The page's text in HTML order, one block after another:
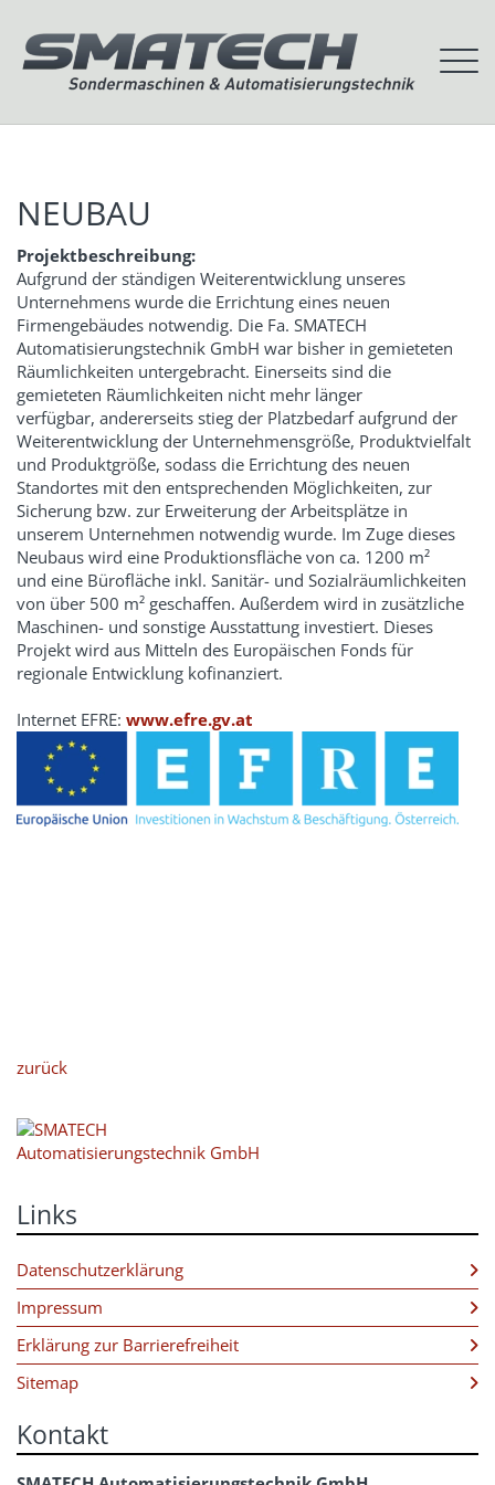
Unternehmensentwicklung
Team
News
Maschinenpark
Kontakt und Anfahrt
NEUBAU
Projektbeschreibung:
Aufgrund der ständigen Weiterentwicklung unseres
Unternehmens wurde die Errichtung eines neuen
Firmengebäudes notwendig. Die Fa. SMATECH
Automatisierungstechnik GmbH war bisher in gemieteten
Räumlichkeiten untergebracht. Einerseits sind die
gemieteten Räumlichkeiten nicht mehr länger
verfügbar, andererseits stieg der Platzbedarf aufgrund der
Weiterentwicklung der Unternehmensgröße, Produktvielfalt
und Produktgröße, sodass die Errichtung des neuen
Standortes mit den entsprechenden Möglichkeiten, zur
Sicherung bzw. zur Erweiterung der Arbeitsplätze in
unserem Unternehmen notwendig wurde. Im Zuge dieses
Neubaus wird eine Produktionsfläche von ca. 1200 m²
und eine Bürofläche inkl. Sanitär- und Sozialräumlichkeiten
von über 500 m² geschaffen. Außerdem wird in zusätzliche
Maschinen- und sonstige Ausstattung investiert. Dieses
Projekt wird aus Mitteln des Europäischen Fonds für
regionale Entwicklung kofinanziert.
Internet EFRE: www.efre.gv.at
zurück
Links
Datenschutzerklärung
Impressum
Erklärung zur Barrierefreiheit
Sitemap
Kontakt